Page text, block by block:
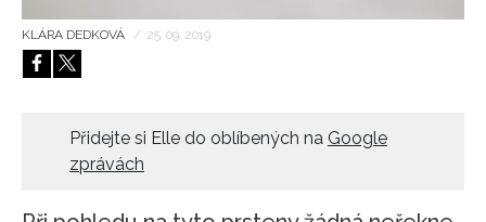
HOME
KLÁRA DEDKOVÁ / 25. 09. 2019
Přidejte si Elle do oblíbených na Google
zprávách